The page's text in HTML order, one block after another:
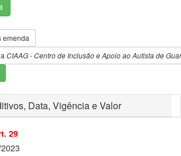
emenda
CIAAG - Centro de Inclusão e Apoio ao Autista de
Data, Vigência e Valor
29